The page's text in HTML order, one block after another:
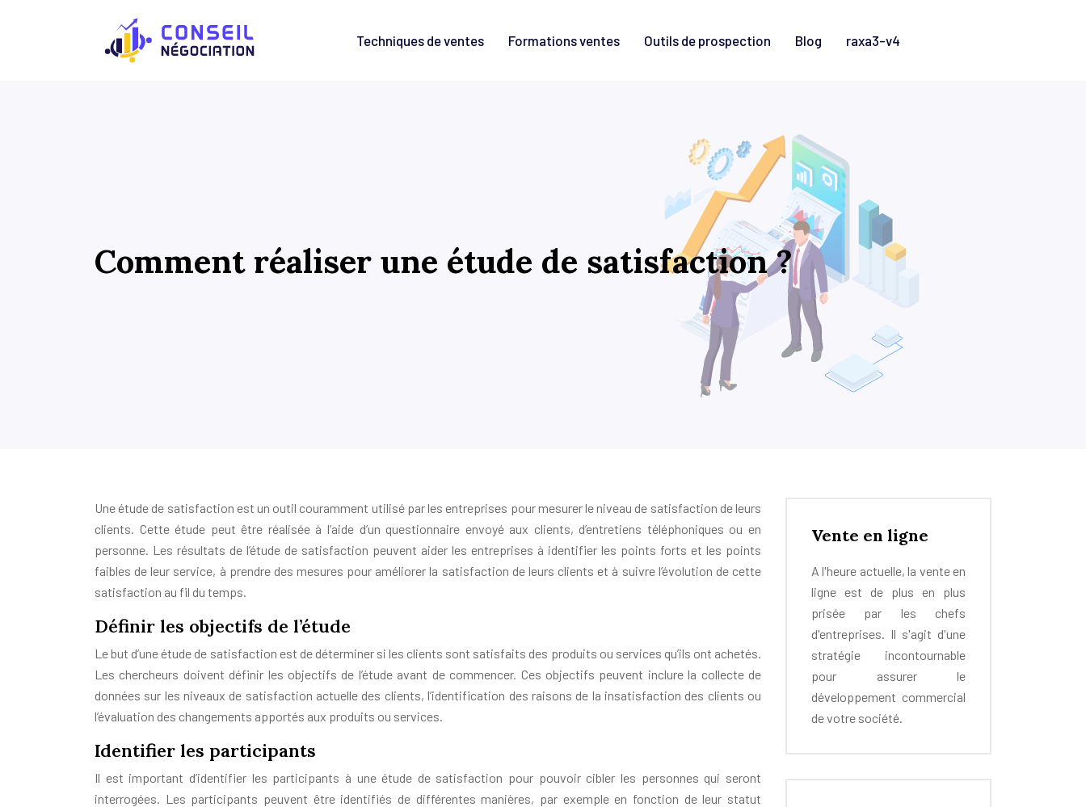
Techniques de ventes Formations ventes Outils de prospection Blog raxa3-v4
Comment réaliser une étude de satisfaction ?
Une étude de satisfaction est un outil couramment utilisé par les entreprises pour mesurer le niveau de satisfaction de leurs
clients. Cette étude peut être réalisée à l’aide d’un questionnaire envoyé aux clients, d’entretiens téléphoniques ou en
personne. Les résultats de l’étude de satisfaction peuvent aider les entreprises à identifier les points forts et les points
faibles de leur service, à prendre des mesures pour améliorer la satisfaction de leurs clients et à suivre l’évolution de cette
satisfaction au fil du temps.
Définir les objectifs de l’étude
Le but d’une étude de satisfaction est de déterminer si les clients sont satisfaits des produits ou services qu’ils ont achetés.
Les chercheurs doivent définir les objectifs de l’étude avant de commencer. Ces objectifs peuvent inclure la collecte de
données sur les niveaux de satisfaction actuelle des clients, l’identification des raisons de la insatisfaction des clients ou
l’évaluation des changements apportés aux produits ou services.
Identifier les participants
Il est important d’identifier les participants à une étude de satisfaction pour pouvoir cibler les personnes qui seront
interrogées. Les participants peuvent être identifiés de différentes manières, par exemple en fonction de leur statut
Vente en ligne
A l'heure actuelle, la vente en
ligne est de plus en plus
prisée par les chefs
d'entreprises. Il s'agit d'une
stratégie incontournable
pour assurer le
développement commercial
de votre société.